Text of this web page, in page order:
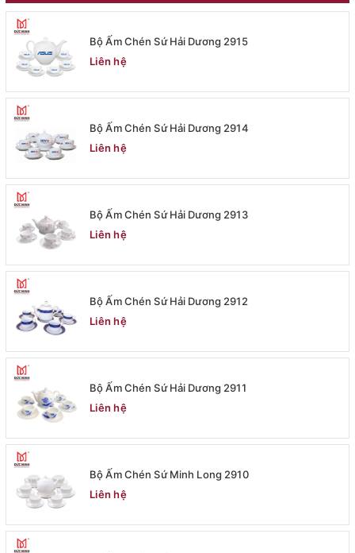
Bộ Ấm Chén Sứ Hải Dương 2915
Liên hệ
Bộ Ấm Chén Sứ Hải Dương 2914
Liên hệ
Bộ Ấm Chén Sứ Hải Dương 2913
Liên hệ
Bộ Ấm Chén Sứ Hải Dương 2912
Liên hệ
Bộ Ấm Chén Sứ Hải Dương 2911
Liên hệ
Bộ Ấm Chén Sứ Minh Long 2910
Liên hệ